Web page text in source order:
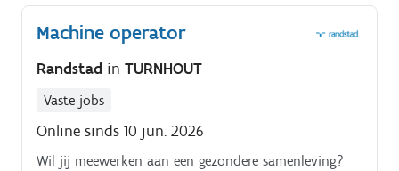
Machine operator
Randstad in TURNHOUT
Vaste jobs
Online sinds 10 jun. 2026
Wil jij meewerken aan een gezondere samenleving?